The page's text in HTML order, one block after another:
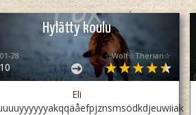
Hylätty koulu
28 ☆Wolf☆Therian☆
Eli